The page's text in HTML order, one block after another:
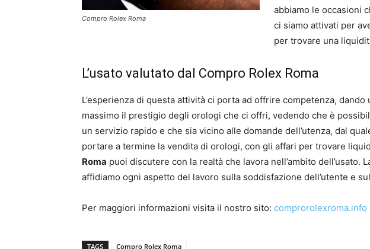
Compro Rolex Roma
abbiamo le occasioni
ci siamo attivati per
per trovare una
L’usato valutato dal Compro Rolex Roma
L’esperienza di questa attività ci porta ad offrire competenza,
massimo il prestigio degli orologi che ci offri, vedendo che è
un servizio rapido e che sia vicino alle domande dell’utenza, dal
portare a termine la vendita di orologi, con gli affari per trovare
Roma puoi discutere con la realtà che lavora nell’ambito
affidiamo ogni aspetto del lavoro sulla soddisfazione dell’utente e
Per maggiori informazioni visita il nostro sito: comprorolexroma.info
TAGS Compro Rolex Roma